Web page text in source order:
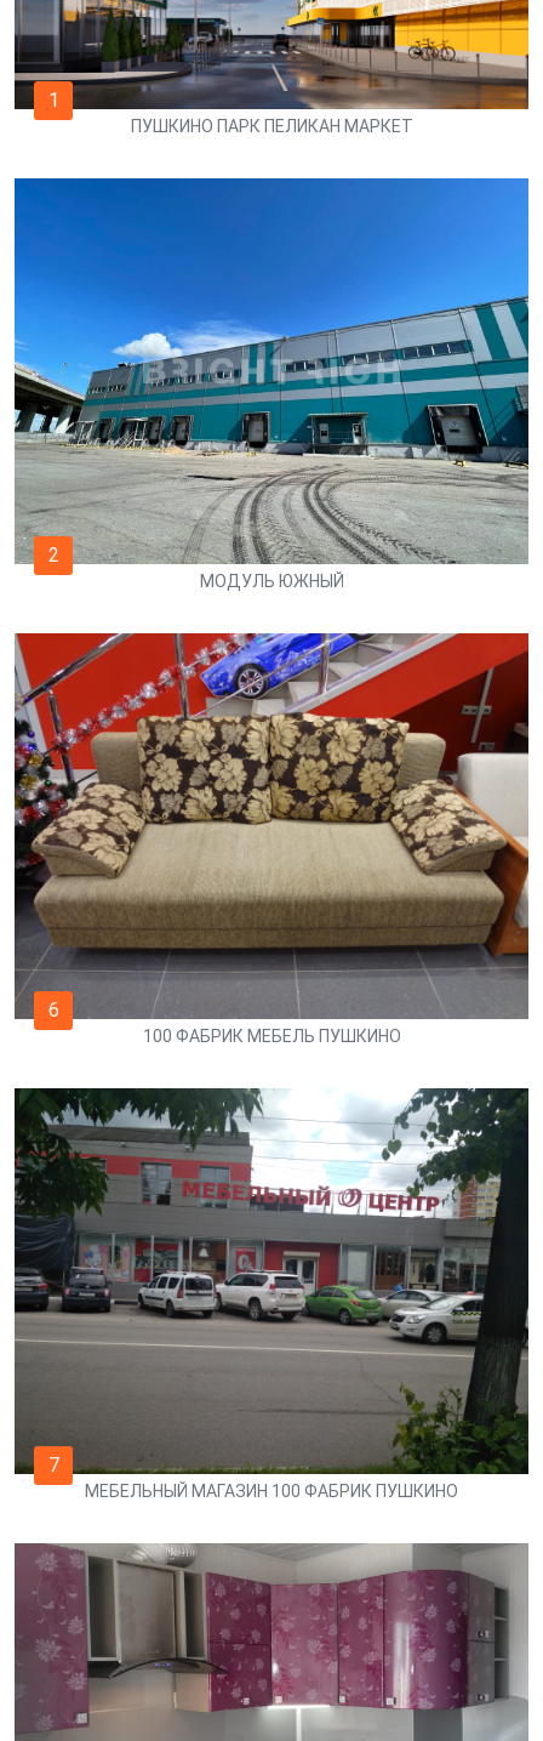
1
ПУШКИНО ПАРК ПЕЛИКАН МАРКЕТ
2
МОДУЛЬ ЮЖНЫЙ
6
100 ФАБРИК МЕБЕЛЬ ПУШКИНО
7
МЕБЕЛЬНЫЙ МАГАЗИН 100 ФАБРИК ПУШКИНО